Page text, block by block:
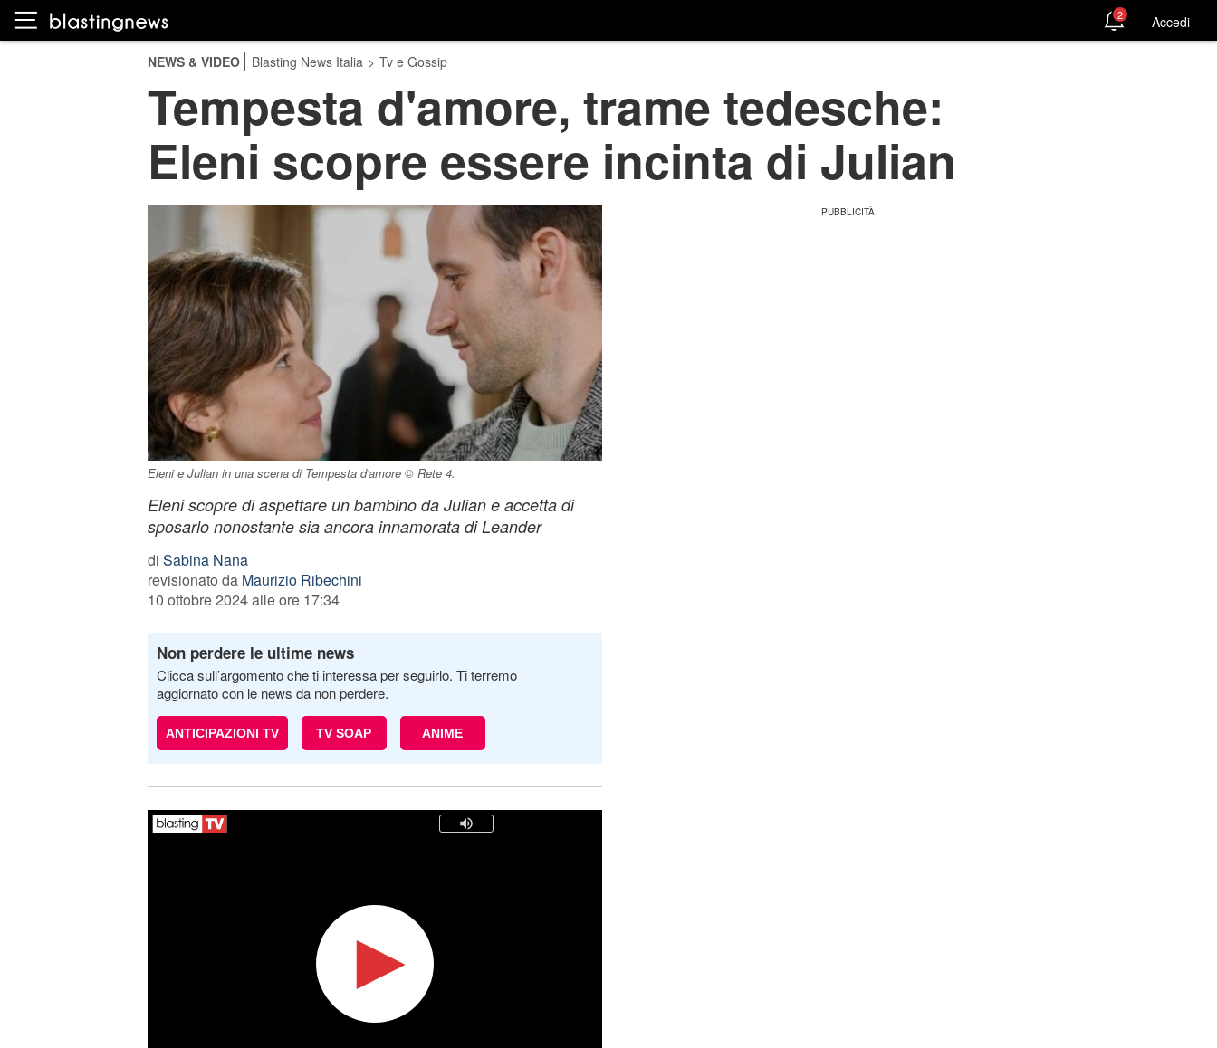
2 Accedi
NEWS & VIDEO Blasting News Italia > Tv e Gossip
Tempesta d'amore, trame tedesche:
Eleni scopre essere incinta di Julian
Eleni e Julian in una scena di Tempesta d'amore © Rete 4.
Eleni scopre di aspettare un bambino da Julian e accetta di
sposarlo nonostante sia ancora innamorata di Leander
di Sabina Nana
revisionato da Maurizio Ribechini
10 ottobre 2024 alle ore 17:34
Non perdere le ultime news
Clicca sull’argomento che ti interessa per seguirlo. Ti terremo
aggiornato con le news da non perdere.
ANTICIPAZIONI TV TV SOAP ANIME